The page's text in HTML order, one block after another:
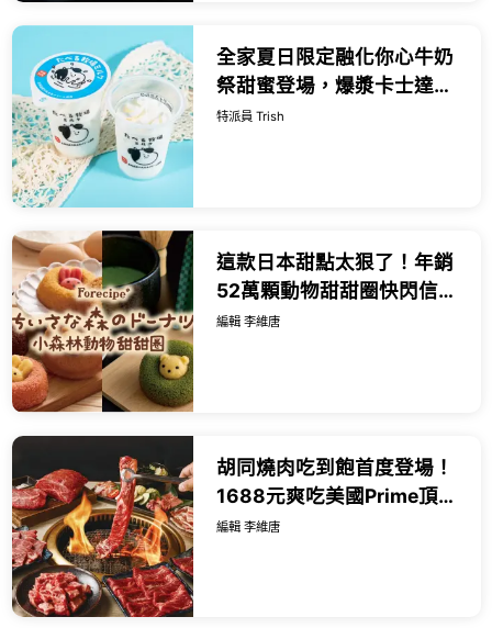
全家夏日限定融化你心牛奶
祭甜蜜登場，爆漿卡士達泡
芙、雪糕界的香濃天花板與
特派員 Trish
這款日本甜點太狠了！年銷
52萬顆動物甜甜圈快閃信義
A11，超萌立體熊熊躲裡面
編輯 李維唐
胡同燒肉吃到飽首度登場！
1688元爽吃美國Prime頂級
牛肉，七夕浪漫雙人餐999
編輯 李維唐